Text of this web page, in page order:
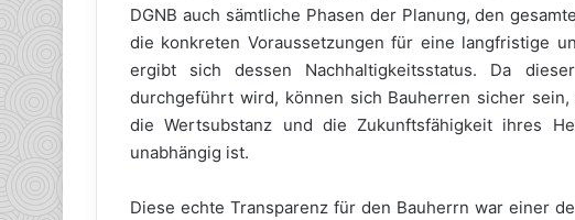
DGNB auch sämtliche Phasen der Planung, den
die konkreten Voraussetzungen für eine langfristige
ergibt sich dessen Nachhaltigkeitsstatus. Da
durchgeführt wird, können sich Bauherren sicher
die Wertsubstanz und die Zukunftsfähigkeit ihres
unabhängig ist.
Diese echte Transparenz für den Bauherrn war einer